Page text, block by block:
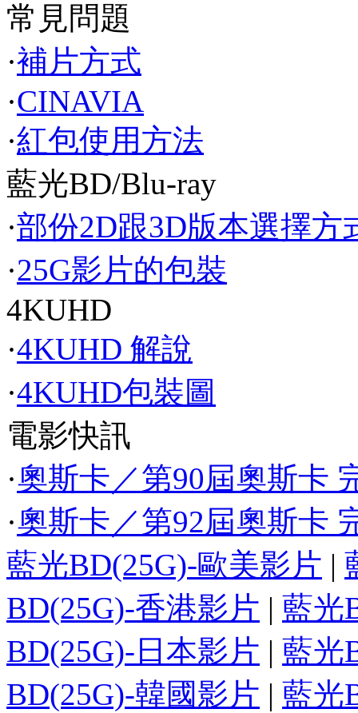
常見問題
·補片方式
·CINAVIA
·紅包使用方法
藍光BD/Blu-ray
·部份2D跟3D版本選擇方
·25G影片的包裝
4KUHD
·4KUHD 解說
·4KUHD包裝圖
電影快訊
·奧斯卡／第90屆奧斯卡
·奧斯卡／第92屆奧斯卡
藍光BD(25G)-歐美影片 |
BD(25G)-香港影片 | 藍光
BD(25G)-日本影片 | 藍光
BD(25G)-韓國影片 | 藍光